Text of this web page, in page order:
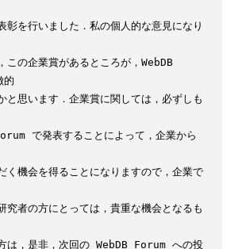
彰を行いました．私の個人的な意見になり
この企業賞があるところが，WebDB
的
と思います．企業賞に関しては，必ずしも
で発表することによって，企業から
く機会を得ることになりますので，企業で
究者の方にとっては，貴重な機会となるも
は，是非，次回の WebDB Forum への投